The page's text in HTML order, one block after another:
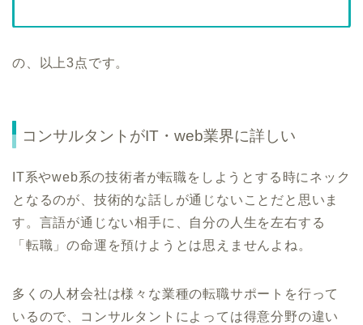
の、以上3点です。
コンサルタントがIT・web業界に詳しい
IT系やweb系の技術者が転職をしようとする時にネック
となるのが、技術的な話しが通じないことだと思いま
す。言語が通じない相手に、自分の人生を左右する
「転職」の命運を預けようとは思えませんよね。
多くの人材会社は様々な業種の転職サポートを行って
いるので、コンサルタントによっては得意分野の違い